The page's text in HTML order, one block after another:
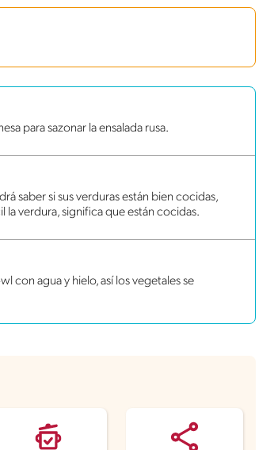
para sazonar la ensalada rusa.
saber si sus verduras están bien cocidas,
la verdura, significa que están cocidas.
con agua y hielo, así los vegetales se